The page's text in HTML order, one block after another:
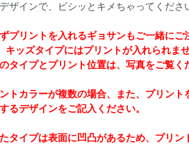
ザインで、ビシッとキメちゃってくださ
プリントを入れるギョサンもご一緒にご
ッズタイプにはプリントが入れられませ
タイプとプリント位置は、写真をご覧く
トカラーが複数の場合、また、プリント
るデザインをご記入ください。
タイプは表面に凹凸があるため、プリン